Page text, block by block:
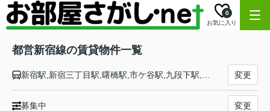
お気に入り
0
都営新宿線の賃貸物件一覧
変更
募集中 変更